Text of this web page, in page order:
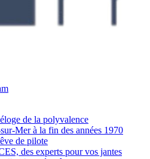
de la polyvalence
Mer à la fin des années 1970
de pilote
des experts pour vos jantes